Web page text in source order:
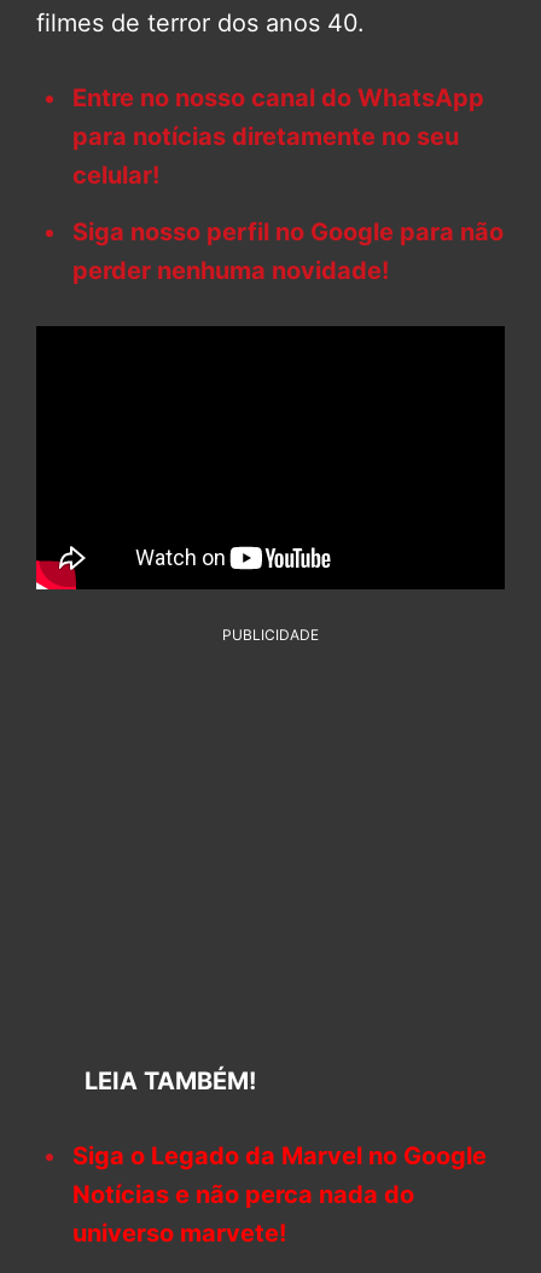
filmes de terror dos anos 40.
Entre no nosso canal do WhatsApp
para notícias diretamente no seu
celular!
Siga nosso perfil no Google para não
perder nenhuma novidade!
PUBLICIDADE
LEIA TAMBÉM!
Siga o Legado da Marvel no Google
Notícias e não perca nada do
universo marvete!